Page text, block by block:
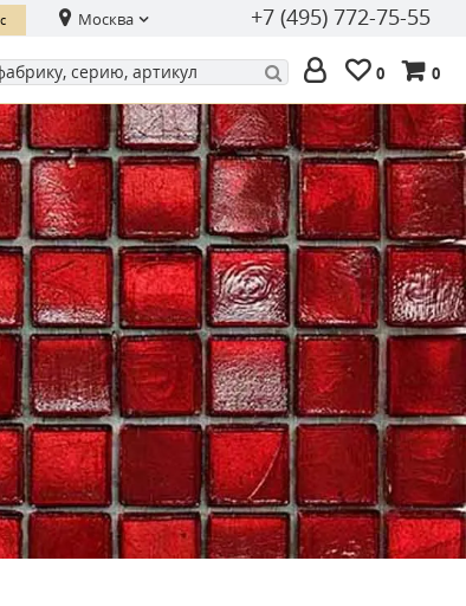
Москва +7 (495) 772-75-55
0 0